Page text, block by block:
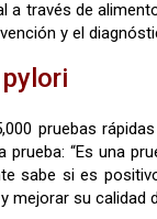
a través de
y el
pruebas
“Es una
sabe si es
mejorar su calidad